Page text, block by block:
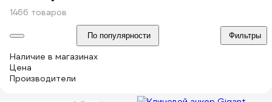
1466 товаров
По популярности Фильтры
Наличие в магазинах
Цена
Производители